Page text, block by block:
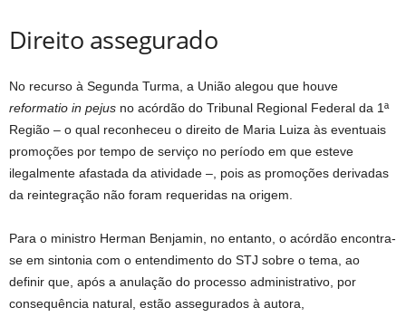
Direito assegurado
No recurso à Segunda Turma, a União alegou que houve
reformatio in pejus no acórdão do Tribunal Regional Federal da 1ª
Região – o qual reconheceu o direito de Maria Luiza às eventuais
promoções por tempo de serviço no período em que esteve
ilegalmente afastada da atividade –, pois as promoções derivadas
da reintegração não foram requeridas na origem.
Para o ministro Herman Benjamin, no entanto, o acórdão encontra-
se em sintonia com o entendimento do STJ sobre o tema, ao
definir que, após a anulação do processo administrativo, por
consequência natural, estão assegurados à autora,